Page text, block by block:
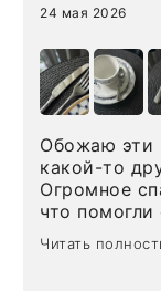
24 мая 2026
Обожаю эти
какой-то
Огромное
что
доставкой
была здесь
внутри
Читать